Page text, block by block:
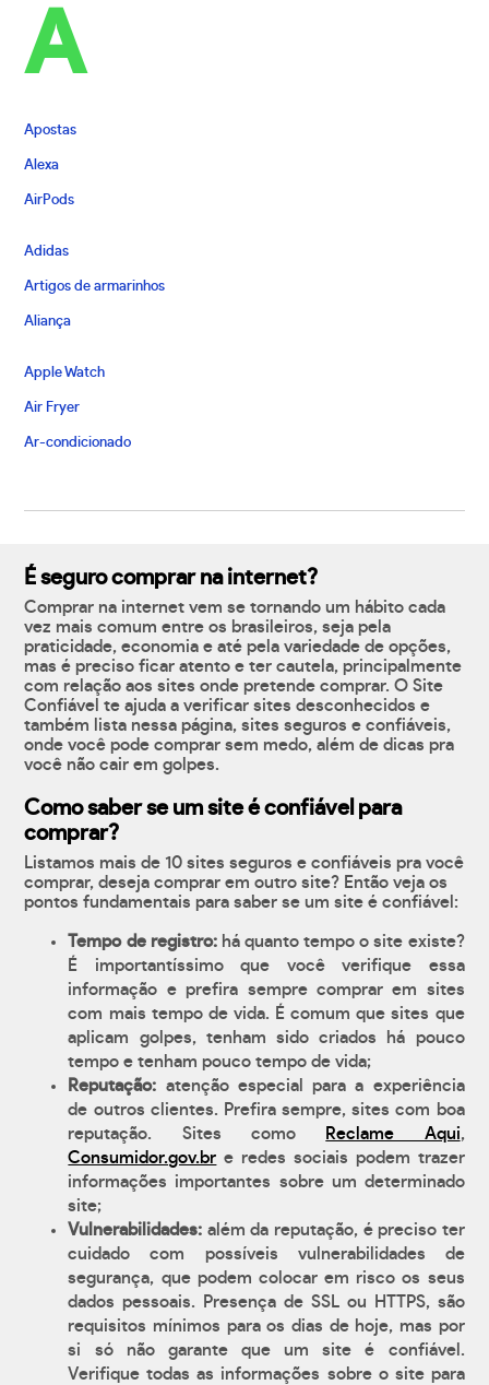
A
Apostas
Alexa
AirPods
Adidas
Artigos de armarinhos
Aliança
Apple Watch
Air Fryer
Ar-condicionado
É seguro comprar na internet?
Comprar na internet vem se tornando um hábito cada
vez mais comum entre os brasileiros, seja pela
praticidade, economia e até pela variedade de opções,
mas é preciso ficar atento e ter cautela, principalmente
com relação aos sites onde pretende comprar. O Site
Confiável te ajuda a verificar sites desconhecidos e
também lista nessa página, sites seguros e confiáveis,
onde você pode comprar sem medo, além de dicas pra
você não cair em golpes.
Como saber se um site é confiável para
comprar?
Listamos mais de 10 sites seguros e confiáveis pra você
comprar, deseja comprar em outro site? Então veja os
pontos fundamentais para saber se um site é confiável:
Tempo de registro:há quanto tempo o site existe?
É importantíssimo que você verifique essa
informação e prefira sempre comprar em sites
com mais tempo de vida. É comum que sites que
aplicam golpes, tenham sido criados há pouco
tempo e tenham pouco tempo de vida;
Reputação: atenção especial para a experiência
de outros clientes. Prefira sempre, sites com boa
reputação. Sites como
Reclame Aqui,
Consumidor.gov.br e redes sociais podem trazer
informações importantes sobre um determinado
site;
Vulnerabilidades: além da reputação, é preciso ter
cuidado com possíveis vulnerabilidades de
segurança, que podem colocar em risco os seus
dados pessoais. Presença de SSL ou HTTPS, são
requisitos mínimos para os dias de hoje, mas por
si só não garante que um site é confiável.
Verifique todas as informações sobre o site para